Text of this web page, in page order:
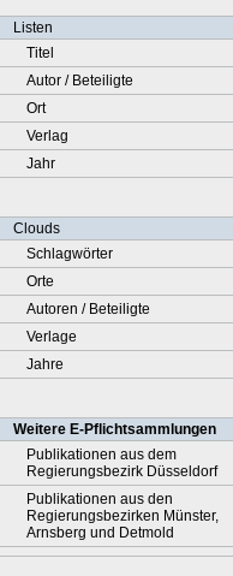
Listen
Titel
Autor / Beteiligte
Ort
Verlag
Jahr
Clouds
Schlagwörter
Orte
Autoren / Beteiligte
Verlage
Jahre
Weitere E-Pflichtsammlungen
Publikationen aus dem
Regierungsbezirk Düsseldorf
Publikationen aus den
Regierungsbezirken Münster,
Arnsberg und Detmold